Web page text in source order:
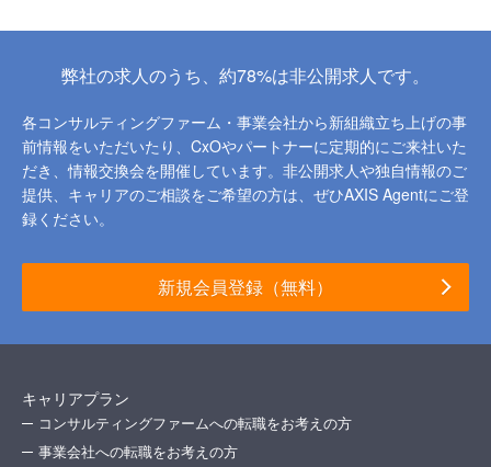
弊社の求人のうち、約78%は非公開求人です。
各コンサルティングファーム・事業会社から新組織立ち上げの事
前情報をいただいたり、 CxOやパートナーに定期的にご来社いた
だき、情報交換会を開催しています。 非公開求人や独自情報のご
提供、キャリアのご相談をご希望の方は、ぜひAXIS Agentにご登
録ください。
新規会員登録（無料）
キャリアプラン
コンサルティングファームへの転職をお考えの方
事業会社への転職をお考えの方